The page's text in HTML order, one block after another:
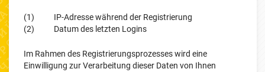
(1) IP-Adresse während der Registrierung
(2) Datum des letzten Logins
Im Rahmen des Registrierungsprozesses wird eine
Einwilligung zur Verarbeitung dieser Daten von Ihnen